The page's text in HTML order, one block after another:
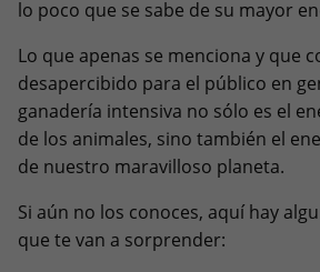
lo poco que se sabe de su mayor
Lo que apenas se menciona y que
desapercibido para el público en
ganadería intensiva no sólo es el
de los animales, sino también el
de nuestro maravilloso planeta.
Si aún no los conoces, aquí hay
que te van a sorprender: